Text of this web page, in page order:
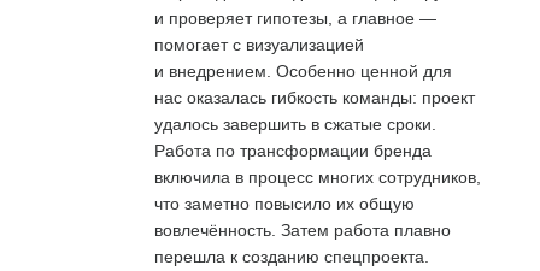
и проверяет гипотезы, а главное —
помогает с визуализацией
и внедрением. Особенно ценной для
нас оказалась гибкость команды: проект
удалось завершить в сжатые сроки.
Работа по трансформации бренда
включила в процесс многих сотрудников,
что заметно повысило их общую
вовлечённость. Затем работа плавно
перешла к созданию спецпроекта.